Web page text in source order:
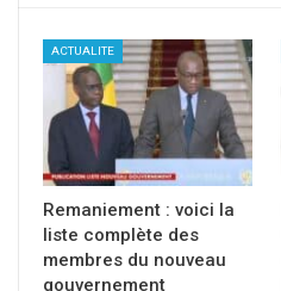
ACTUALITE
Remaniement : voici la
liste complète des
membres du nouveau
gouvernement